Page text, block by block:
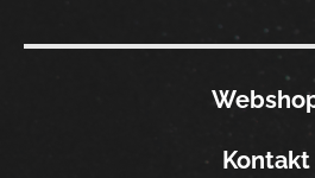
Kontakt